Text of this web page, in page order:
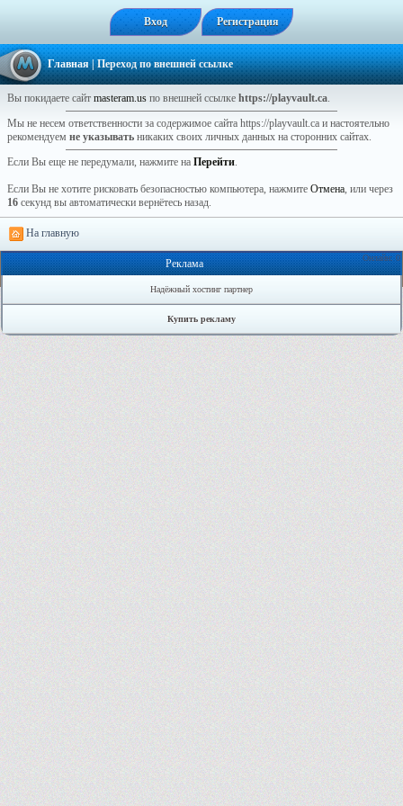
Вход Регистрация
Главная| Переход по внешней ссылке
Вы покидаете сайт masteram.us по внешней ссылке https://playvault.ca.
Мы не несем ответственности за содержимое сайта https://playvault.ca и настоятельно
рекомендуем не указывать никаких своих личных данных на сторонних сайтах.
Если Вы еще не передумали, нажмите на Перейти.
Если Вы не хотите рисковать безопасностью компьютера, нажмите Отмена, или через
16 секунд вы автоматически вернётесь назад.
На главную
Онлайн: 0
Реклама
Надёжный хостинг партнер
Купить рекламу